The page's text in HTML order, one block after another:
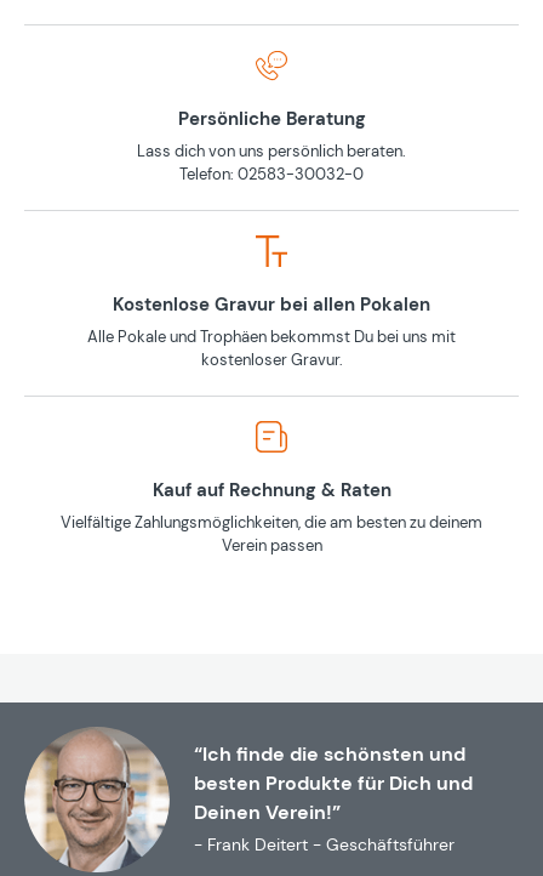
Persönliche Beratung
Lass dich von uns persönlich beraten.
Telefon: 02583-30032-0
Kostenlose Gravur bei allen Pokalen
Alle Pokale und Trophäen bekommst Du bei uns mit
kostenloser Gravur.
Kauf auf Rechnung & Raten
Vielfältige Zahlungsmöglichkeiten, die am besten zu deinem
Verein passen
“Ich finde die schönsten und
besten Produkte für Dich und
Deinen Verein!”
- Frank Deitert - Geschäftsführer